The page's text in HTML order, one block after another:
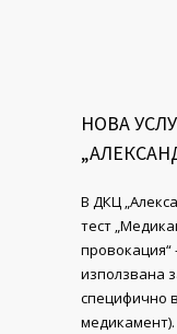
НОВА
В ДКЦ
тест
използвана
специфично